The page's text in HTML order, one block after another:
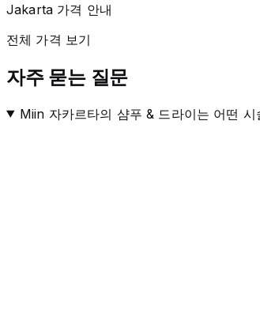
Jakarta 가격 안내
전체 가격 보기
자주 묻는 질문
Miin 자카르타의 샴푸 & 드라이는 어떤 시